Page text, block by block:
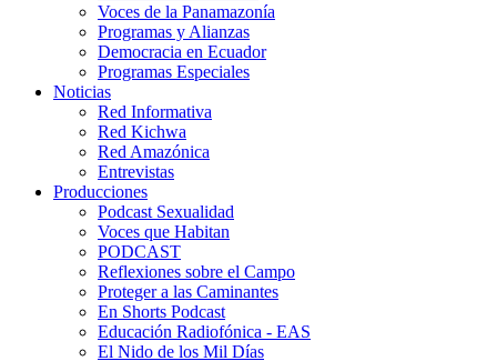
Voces de la Panamazonía
Programas y Alianzas
Democracia en Ecuador
Programas Especiales
Noticias
Red Informativa
Red Kichwa
Red Amazónica
Entrevistas
Producciones
Podcast Sexualidad
Voces que Habitan
PODCAST
Reflexiones sobre el Campo
Proteger a las Caminantes
En Shorts Podcast
Educación Radiofónica - EAS
El Nido de los Mil Días